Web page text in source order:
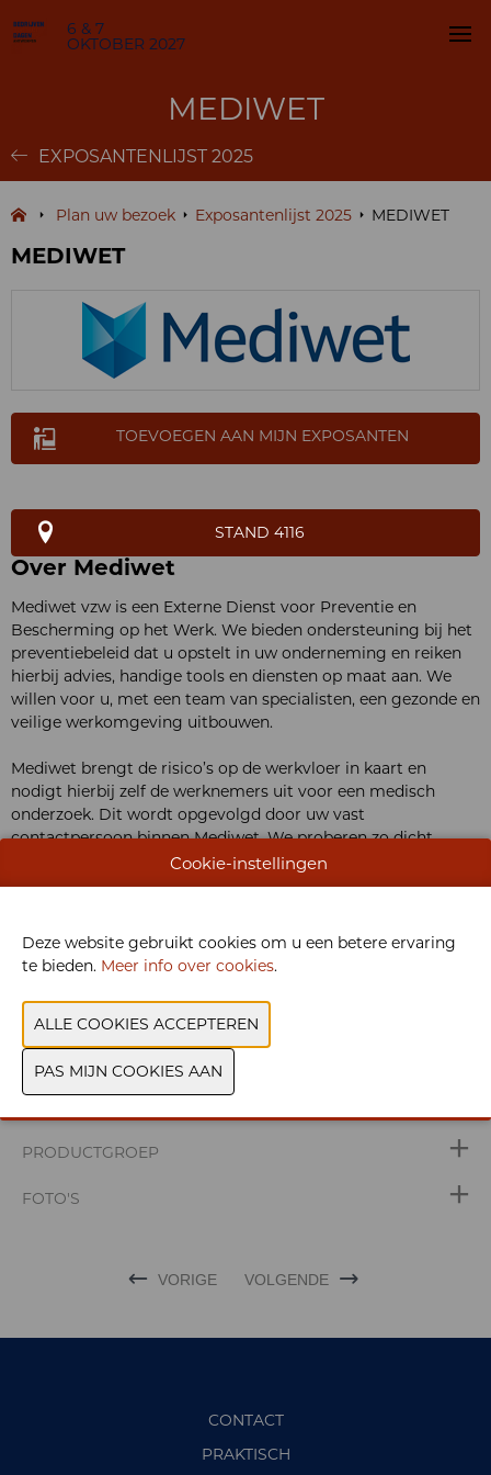
6 & 7
OKTOBER 2027
MEDIWET
EXPOSANTENLIJST 2025
Plan uw bezoek Exposantenlijst 2025 MEDIWET
MEDIWET
TOEVOEGEN AAN MIJN EXPOSANTEN
STAND 4116
Over Mediwet
Mediwet vzw is een Externe Dienst voor Preventie en
Bescherming op het Werk. We bieden ondersteuning bij het
preventiebeleid dat u opstelt in uw onderneming en reiken
hierbij advies, handige tools en diensten op maat aan. We
willen voor u, met een team van specialisten, een gezonde en
veilige werkomgeving uitbouwen.
Mediwet brengt de risico’s op de werkvloer in kaart en
nodigt hierbij zelf de werknemers uit voor een medisch
onderzoek. Dit wordt opgevolgd door uw vast
contactpersoon binnen Mediwet. We proberen zo dicht
mogelijk tot bij u te komen door een centrum in de buurt
aan te bieden en zijn flexibel naar locaties voor de medische
ondersteunen en te adviseren. U bent diegene waarvoor wij
ons optimaal inzetten, elke dag opnieuw.
PRODUCTGROEP
FOTO'S
VORIGE VOLGENDE
CONTACT
PRAKTISCH
Cookie-instellingen
Deze website gebruikt cookies om u een betere ervaring
te bieden. Meer info over cookies.